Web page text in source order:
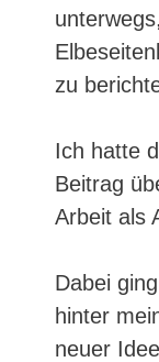
zu
Ich hatte
Beitrag
Arbeit als
Dabei
hinter
neuer